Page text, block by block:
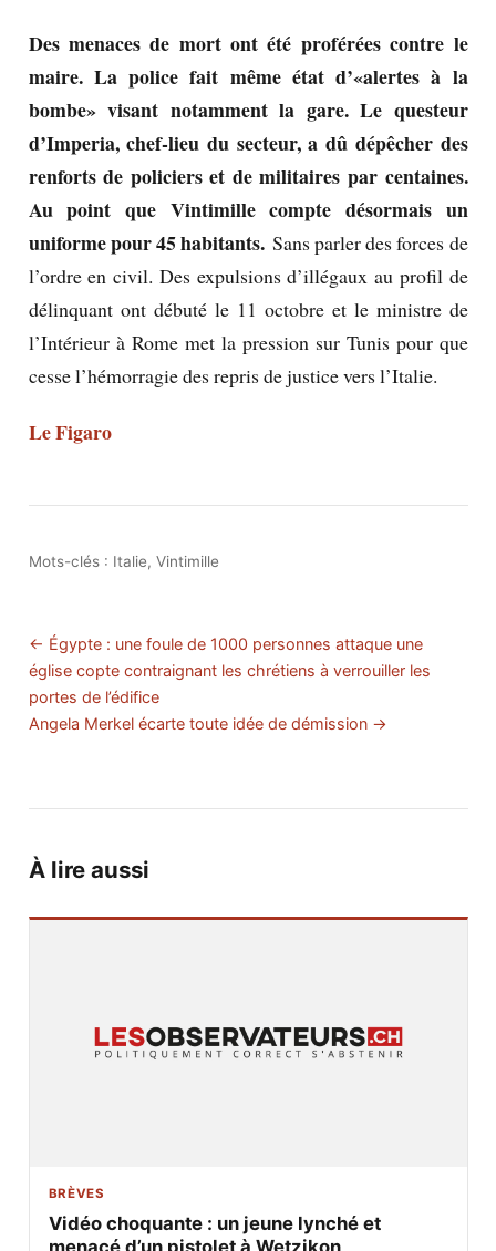
Des menaces de mort ont été proférées contre le
maire. La police fait même état d’«alertes à la
bombe» visant notamment la gare. Le questeur
d’Imperia, chef-lieu du secteur, a dû dépêcher des
renforts de policiers et de militaires par centaines.
Au point que Vintimille compte désormais un
uniforme pour 45 habitants. Sans parler des forces de
l’ordre en civil. Des expulsions d’illégaux au profil de
délinquant ont débuté le 11 octobre et le ministre de
l’Intérieur à Rome met la pression sur Tunis pour que
cesse l’hémorragie des repris de justice vers l’Italie.
Le Figaro
Mots-clés : Italie, Vintimille
← Égypte : une foule de 1000 personnes attaque une
église copte contraignant les chrétiens à verrouiller les
portes de l’édifice
Angela Merkel écarte toute idée de démission →
À lire aussi
BRÈVES
Vidéo choquante : un jeune lynché et
menacé d’un pistolet à Wetzikon